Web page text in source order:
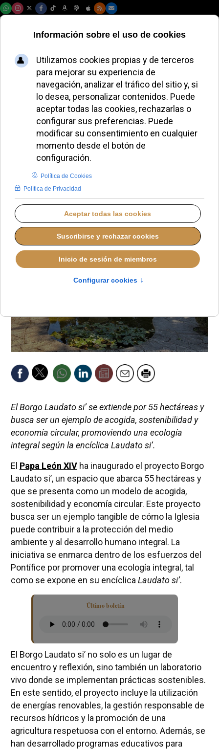
El Papa León XIV
inaugura el Borgo
Laudato si’ como
modelo de
sostenibilidad
MIÉRCOLES, 03 SEPTIEMBRE 2025 12:24
El Borgo Laudato si’ se extiende por 55 hectáreas y
busca ser un ejemplo de acogida, sostenibilidad y
economía circular, promoviendo una ecología
integral según la encíclica Laudato si’.
El Papa León XIVha inaugurado el proyecto Borgo
Laudato si’, un espacio que abarca 55 hectáreas y
que se presenta como un modelo de acogida,
sostenibilidad y economía circular. Este proyecto
busca ser un ejemplo tangible de cómo la Iglesia
puede contribuir a la protección del medio
ambiente y al desarrollo humano integral. La
iniciativa se enmarca dentro de los esfuerzos del
Pontífice por promover una ecología integral, tal
como se expone en su encíclica Laudato si’.
Último boletín
El Borgo Laudato si’ no solo es un lugar de
encuentro y reflexión, sino también un laboratorio
vivo donde se implementan prácticas sostenibles.
En este sentido, el proyecto incluye la utilización
de energías renovables, la gestión responsable de
recursos hídricos y la promoción de una
agricultura respetuosa con el entorno. Además, se
han desarrollado programas educativos para